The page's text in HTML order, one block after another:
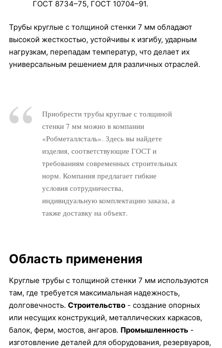
ГОСТ 8734–75, ГОСТ 10704–91.
Трубы круглые с толщиной стенки 7 мм обладают
высокой жесткостью, устойчивы к изгибу, ударным
нагрузкам, перепадам температур, что делает их
универсальным решением для различных отраслей.
Приобрести трубы круглые с толщиной
стенки 7 мм можно в компании
«Робметаллсталь». Здесь вы найдете
изделия, соответствующие ГОСТ и
требованиям современных строительных
норм. Компания предлагает гибкие
условия сотрудничества,
индивидуальную комплектацию заказа, а
также доставку на объект.
Область применения
Круглые трубы с толщиной стенки 7 мм используются
там, где требуется максимальная надежность,
долговечность. Строительство- создание опорных
или несущих конструкций, металлических каркасов,
балок, ферм, мостов, ангаров. Промышленность-
изготовление деталей для оборудования, резервуаров,